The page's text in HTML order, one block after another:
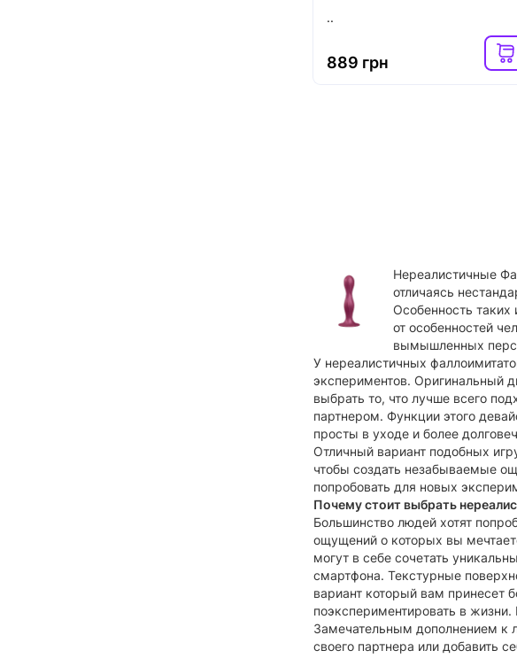
..
889 грн
Нереалистичные
отличаясь
Особенность
от особенностей
вымышленных
У нереалистичных
экспериментов. Оригинальный
выбрать то, что лучше всего
партнером. Функции этого
просты в уходе и более
Отличный вариант подобных
чтобы создать незабываемые
попробовать для новых
Почему стоит выбрать
Большинство людей хотят
ощущений о которых вы
могут в себе сочетать
смартфона. Текстурные
вариант который вам принесет
поэкспериментировать в
Замечательным дополнением к
своего партнера или добавить